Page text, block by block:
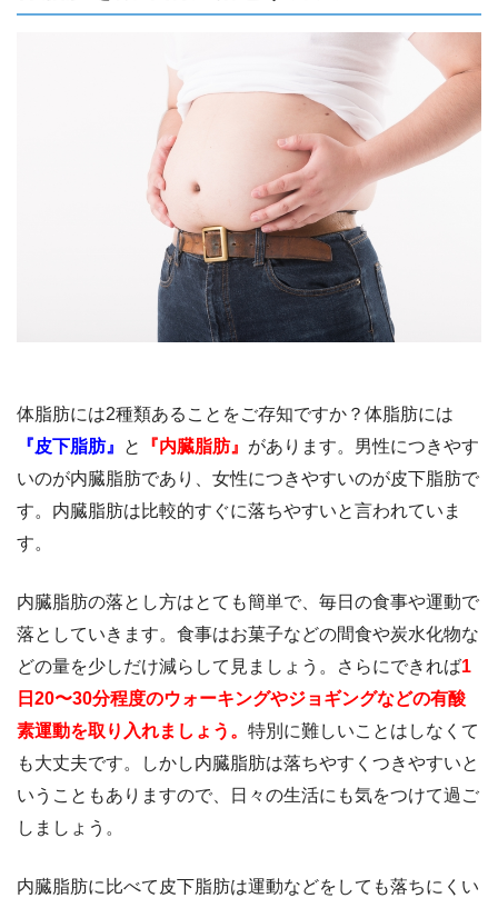
体脂肪には2種類あることをご存知ですか？体脂肪には
『皮下脂肪』
と 『内臓脂肪』 があります。男性につきやす
いのが内臓脂肪であり、女性につきやすいのが皮下脂肪で
す。内臓脂肪は比較的すぐに落ちやすいと言われていま
す。
内臓脂肪の落とし方はとても簡単で、毎日の食事や運動で
落としていきます。食事はお菓子などの間食や炭水化物な
どの量を少しだけ減らして見ましょう。さらにできれば1
日20〜30分程度のウォーキングやジョギングなどの有酸
素運動を取り入れましょう。 特別に難しいことはしなくて
も大丈夫です。しかし内臓脂肪は落ちやすくつきやすいと
いうこともありますので、日々の生活にも気をつけて過ご
しましょう。
内臓脂肪に比べて皮下脂肪は運動などをしても落ちにくい